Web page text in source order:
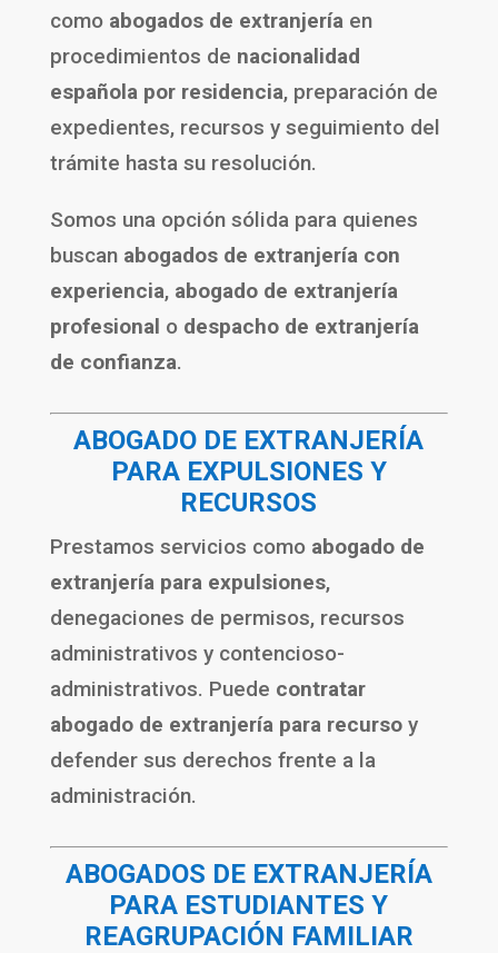
como abogados de extranjeríaen
procedimientos de nacionalidad
española por residencia, preparación de
expedientes, recursos y seguimiento del
trámite hasta su resolución.
Somos una opción sólida para quienes
buscan abogados de extranjería con
experiencia, abogado de extranjería
profesional o despacho de extranjería
de confianza.
ABOGADO DE EXTRANJERÍA
PARA EXPULSIONES Y
RECURSOS
Prestamos servicios como abogado de
extranjería para expulsiones,
denegaciones de permisos, recursos
administrativos y contencioso-
administrativos. Puede contratar
abogado de extranjería para recursoy
defender sus derechos frente a la
administración.
ABOGADOS DE EXTRANJERÍA
PARA ESTUDIANTES Y
REAGRUPACIÓN FAMILIAR